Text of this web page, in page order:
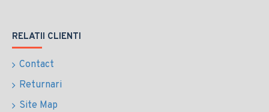
RELATII CLIENTI
Contact
Returnari
Site Map